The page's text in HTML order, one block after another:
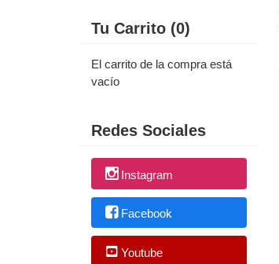
Tu Carrito (0)
El carrito de la compra está
vacío
Redes Sociales
Instagram
Facebook
Youtube